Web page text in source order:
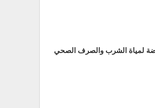
لمياة الشرب والصرف الصحي